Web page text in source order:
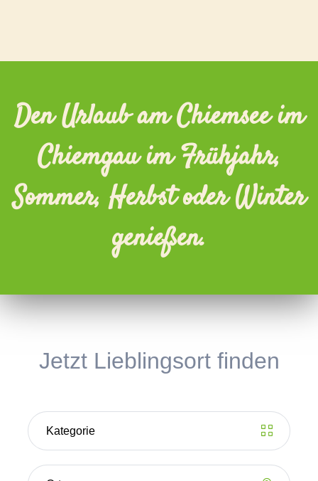
Den Urlaub am Chiemsee im
Chiemgau im Frühjahr,
Sommer, Herbst oder Winter
genießen.
Jetzt Lieblingsort finden